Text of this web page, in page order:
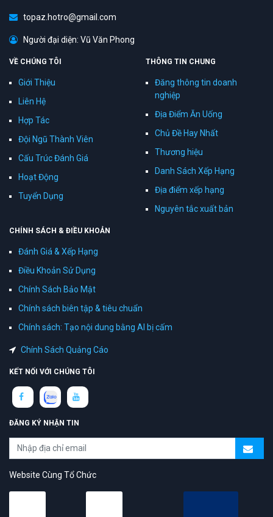
topaz.hotro@gmail.com
Người đại diện: Vũ Văn Phong
VỀ CHÚNG TÔI
Giới Thiệu
Liên Hệ
Hợp Tác
Đội Ngũ Thành Viên
Cấu Trúc Đánh Giá
Hoạt Động
Tuyển Dụng
THÔNG TIN CHUNG
Đăng thông tin doanh
nghiệp
Địa Điểm Ăn Uống
Chủ Đề Hay Nhất
Thương hiệu
Danh Sách Xếp Hạng
Địa điểm xếp hạng
Nguyên tắc xuất bản
CHÍNH SÁCH & ĐIỀU KHOẢN
Đánh Giá & Xếp Hạng
Điều Khoản Sử Dụng
Chính Sách Bảo Mật
Chính sách biên tập & tiêu chuẩn
Chính sách: Tạo nội dung bằng AI bị cấm
Chính Sách Quảng Cáo
KẾT NỐI VỚI CHÚNG TÔI
ĐĂNG KÝ NHẬN TIN
Website Cùng Tổ Chức